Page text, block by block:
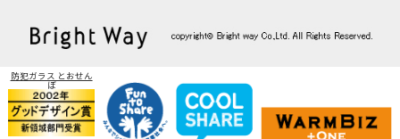
防犯ガラス とおせん
ぼ